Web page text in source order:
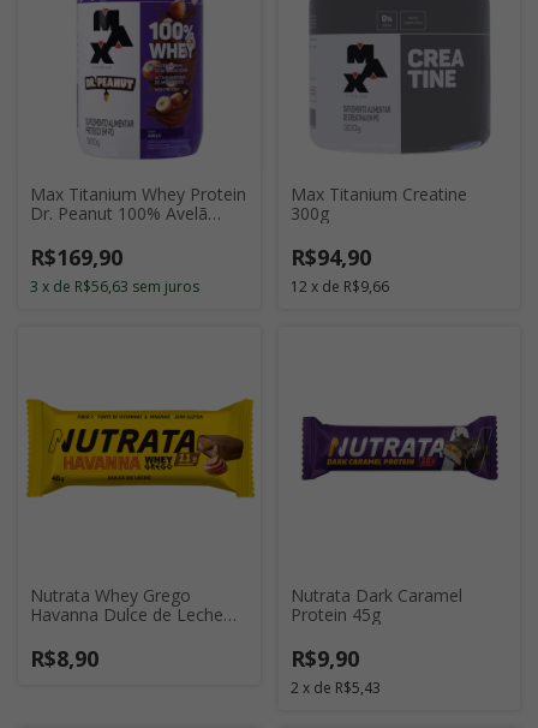
Max Titanium Whey Protein
Dr. Peanut 100% Avelã
R$169,90
3 x de R$56,63 sem juros
Max Titanium Creatine
300g
R$94,90
12 x de R$9,66
Nutrata Whey Grego
Havanna Dulce de Leche
R$8,90
Nutrata Dark Caramel
Protein 45g
R$9,90
2 x de R$5,43